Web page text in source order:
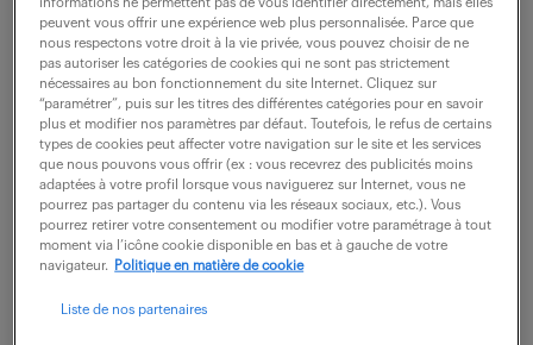
33 000 - 37 000 € / an
attaché à la Direction Financière, vous assurez la
gestion quotidienne de la trésorerie et contribuez à
l'optimisation des liquidités du groupe. Au cœur des
flux financiers, vos missions...
voir l'offre
informations ne permettent pas de vous identifier directement, mais elles
peuvent vous offrir une expérience web plus personnalisée. Parce que
nous respectons votre droit à la vie privée, vous pouvez choisir de ne
pas autoriser les catégories de cookies qui ne sont pas strictement
nécessaires au bon fonctionnement du site Internet. Cliquez sur
“paramétrer”, puis sur les titres des différentes catégories pour en savoir
plus et modifier nos paramètres par défaut. Toutefois, le refus de certains
types de cookies peut affecter votre navigation sur le site et les services
que nous pouvons vous offrir (ex : vous recevrez des publicités moins
adaptées à votre profil lorsque vous naviguerez sur Internet, vous ne
pourrez pas partager du contenu via les réseaux sociaux, etc.). Vous
pourrez retirer votre consentement ou modifier votre paramétrage à tout
moment via l’icône cookie disponible en bas et à gauche de votre
navigateur.
Politique en matière de cookie
Liste de nos partenaires